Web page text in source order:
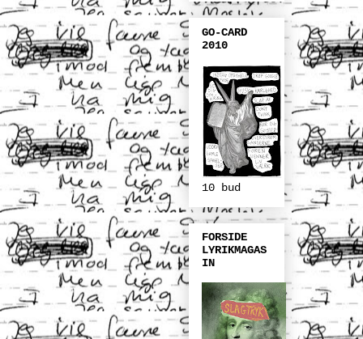
GO-CARD
2010
10 bud
FORSIDE
LYRIKMAGAS
IN